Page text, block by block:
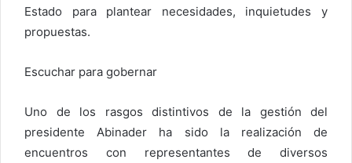
Estado para plantear necesidades, inquietudes y
propuestas.
Escuchar para gobernar
Uno de los rasgos distintivos de la gestión del
presidente Abinader ha sido la realización de
encuentros con representantes de diversos